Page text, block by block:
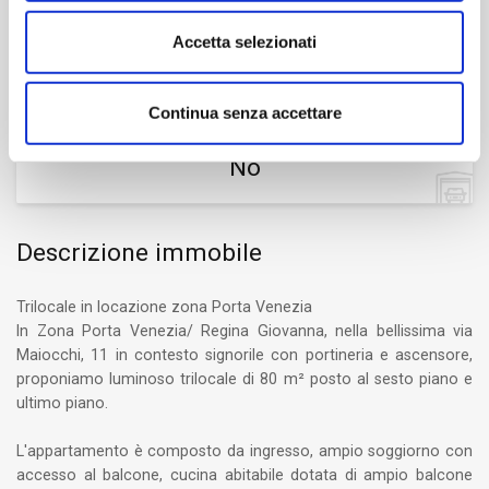
Accetta selezionati
Continua senza accettare
Bagni
1
No
Descrizione immobile
Trilocale in locazione zona Porta Venezia
In Zona Porta Venezia/ Regina Giovanna, nella bellissima via
Maiocchi, 11 in contesto signorile con portineria e ascensore,
proponiamo luminoso trilocale di 80 m² posto al sesto piano e
ultimo piano.
L'appartamento è composto da ingresso, ampio soggiorno con
accesso al balcone, cucina abitabile dotata di ampio balcone